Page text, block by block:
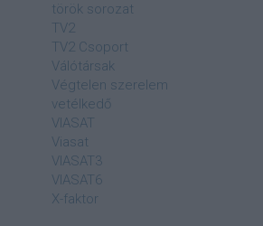
török sorozat
TV2
TV2 Csoport
Válótársak
Végtelen szerelem
vetélkedő
VIASAT
Viasat
VIASAT3
VIASAT6
X-faktor